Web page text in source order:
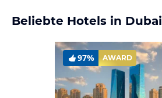
Beliebte Hotels in Dubai
97% AWARD